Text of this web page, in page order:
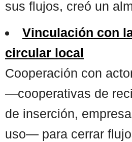
sus flujos, creó un
Vinculación con
circular local
Cooperación con
—cooperativas de
de inserción,
uso— para cerrar